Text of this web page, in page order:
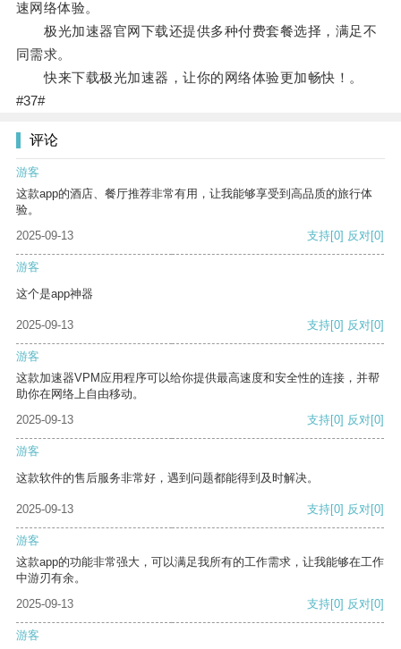
速网络体验。
极光加速器官网下载还提供多种付费套餐选择，满足不
同需求。
快来下载极光加速器，让你的网络体验更加畅快！。
#37#
评论
游客
这款app的酒店、餐厅推荐非常有用，让我能够享受到高品质的旅行体
验。
2025-09-13
支持[0] 反对[0]
游客
这个是app神器
2025-09-13 支持[0] 反对[0]
游客
这款加速器VPM应用程序可以给你提供最高速度和安全性的连接，并帮
助你在网络上自由移动。
2025-09-13
支持[0] 反对[0]
游客
这款软件的售后服务非常好，遇到问题都能得到及时解决。
2025-09-13 支持[0] 反对[0]
游客
这款app的功能非常强大，可以满足我所有的工作需求，让我能够在工作
中游刃有余。
2025-09-13
支持[0] 反对[0]
游客